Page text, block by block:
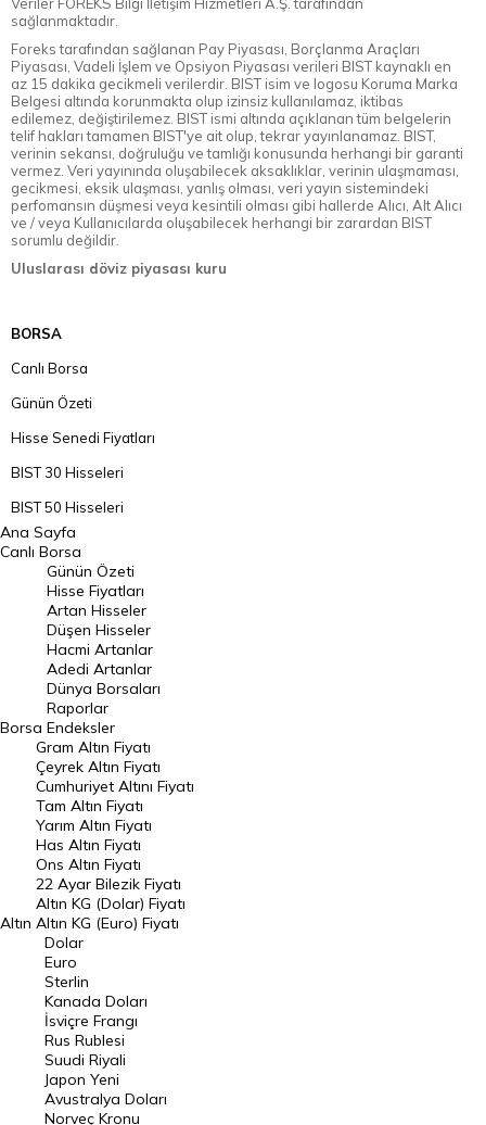
sağlanmaktadır.
Foreks tarafından sağlanan Pay Piyasası, Borçlanma Araçları
Piyasası, Vadeli İşlem ve Opsiyon Piyasası verileri BIST kaynaklı en
az 15 dakika gecikmeli verilerdir. BIST isim ve logosu Koruma Marka
Belgesi altında korunmakta olup izinsiz kullanılamaz, iktibas
edilemez, değiştirilemez. BIST ismi altında açıklanan tüm belgelerin
telif hakları tamamen BIST'ye ait olup, tekrar yayınlanamaz. BIST,
verinin sekansı, doğruluğu ve tamlığı konusunda herhangi bir garanti
vermez. Veri yayınında oluşabilecek aksaklıklar, verinin ulaşmaması,
gecikmesi, eksik ulaşması, yanlış olması, veri yayın sistemindeki
perfomansın düşmesi veya kesintili olması gibi hallerde Alıcı, Alt Alıcı
ve / veya Kullanıcılarda oluşabilecek herhangi bir zarardan BIST
sorumlu değildir.
Uluslarası döviz piyasası kuru
BORSA
Canlı Borsa
Günün Özeti
Hisse Senedi Fiyatları
BIST 30 Hisseleri
BIST 50 Hisseleri
BIST 100 Hisseleri
En Çok Artan Hisseler
En Çok Düşen Hisseler
Hacmi Artanlar
Geçmiş Kapanışlar
Dünya Borsaları
Raporlar
Endeksler
DÖVİZ
Döviz Kuru
Dolar Kuru
Euro Kuru
Pound Kuru
Frank Kuru
Riyal Kuru
Avustralya Doları
Danimarka Kronu Kuru
Ana Sayfa
Canlı Borsa
Borsa
Günün Özeti
Hisse Fiyatları
Artan Hisseler
Düşen Hisseler
Hacmi Artanlar
Adedi Artanlar
Dünya Borsaları
Raporlar
Endeksler
Altın
Gram Altın Fiyatı
Çeyrek Altın Fiyatı
Cumhuriyet Altını Fiyatı
Tam Altın Fiyatı
Yarım Altın Fiyatı
Has Altın Fiyatı
Ons Altın Fiyatı
22 Ayar Bilezik Fiyatı
Altın KG (Dolar) Fiyatı
Altın KG (Euro) Fiyatı
Dolar
Euro
Sterlin
Kanada Doları
İsviçre Frangı
Rus Rublesi
Suudi Riyali
Japon Yeni
Avustralya Doları
Norveç Kronu